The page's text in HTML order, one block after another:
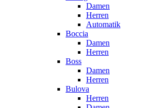
Damen
Herren
Automatik
Boccia
Damen
Herren
Boss
Damen
Herren
Bulova
Herren